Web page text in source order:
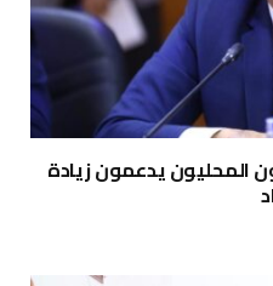
المحليون يدعمون زيادة